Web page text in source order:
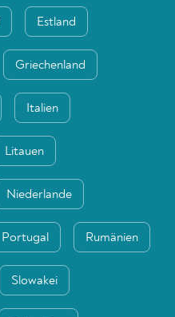
Estland
Griechenland
Italien
Litauen
Niederlande
Portugal Rumänien
Slowakei